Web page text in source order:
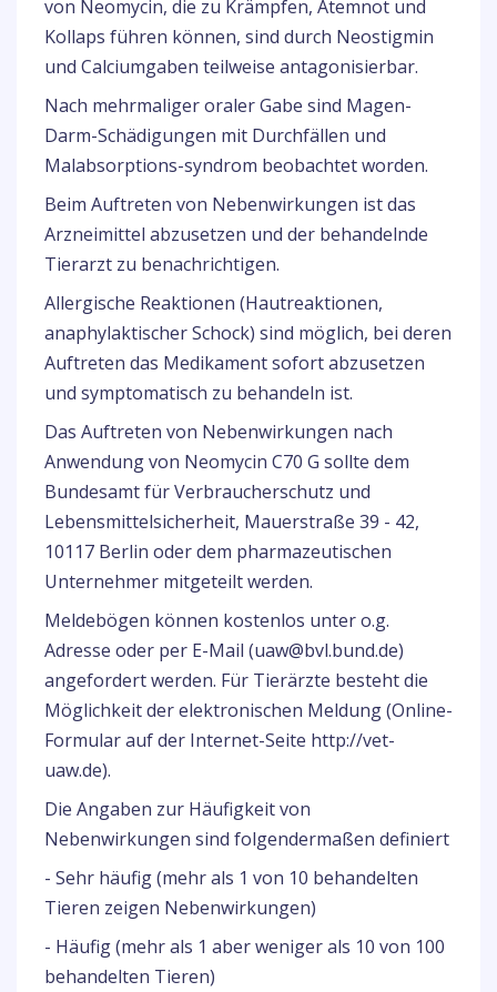
von Neomycin, die zu Krämpfen, Atemnot und
Kollaps führen können, sind durch Neostigmin
und Calciumgaben teilweise antagonisierbar.
Nach mehrmaliger oraler Gabe sind Magen-
Darm-Schädigungen mit Durchfällen und
Malabsorptions-syndrom beobachtet worden.
Beim Auftreten von Nebenwirkungen ist das
Arzneimittel abzusetzen und der behandelnde
Tierarzt zu benachrichtigen.
Allergische Reaktionen (Hautreaktionen,
anaphylaktischer Schock) sind möglich, bei deren
Auftreten das Medikament sofort abzusetzen
und symptomatisch zu behandeln ist.
Das Auftreten von Nebenwirkungen nach
Anwendung von Neomycin C70 G sollte dem
Bundesamt für Verbraucherschutz und
Lebensmittelsicherheit, Mauerstraße 39 - 42,
10117 Berlin oder dem pharmazeutischen
Unternehmer mitgeteilt werden.
Meldebögen können kostenlos unter o.g.
Adresse oder per E-Mail (uaw@bvl.bund.de)
angefordert werden. Für Tierärzte besteht die
Möglichkeit der elektronischen Meldung (Online-
Formular auf der Internet-Seite http://vet-
uaw.de).
Die Angaben zur Häufigkeit von
Nebenwirkungen sind folgendermaßen definiert
- Sehr häufig (mehr als 1 von 10 behandelten
Tieren zeigen Nebenwirkungen)
- Häufig (mehr als 1 aber weniger als 10 von 100
behandelten Tieren)